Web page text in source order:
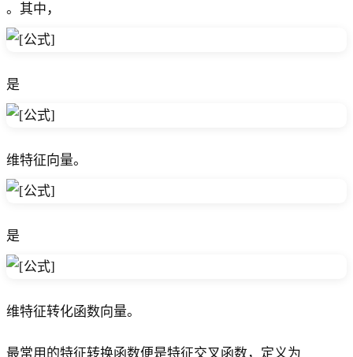
。其中，
是
维特征向量。
是 ​
维特征转化函数向量。
最常用的特征转换函数便是特征交叉函数，定义为